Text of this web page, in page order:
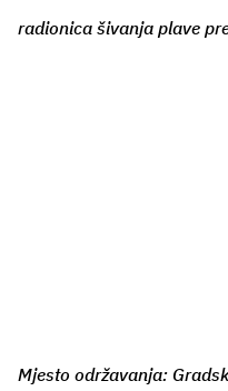
radionica šivanja plave
Mjesto održavanja: